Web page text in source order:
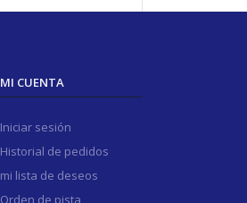
MI CUENTA
Iniciar sesión
Historial de pedidos
mi lista de deseos
Orden de pista